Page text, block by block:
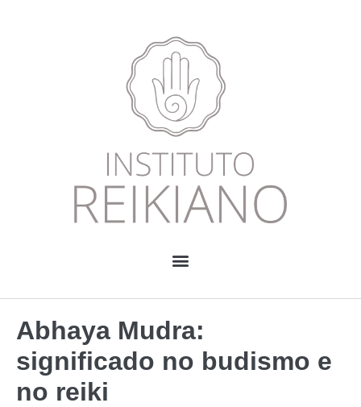
Abhaya Mudra:
significado no budismo e
no reiki